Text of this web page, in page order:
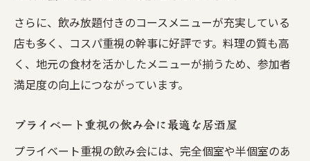
さらに、飲み放題付きのコースメニューが充実している
店も多く、コスパ重視の幹事に好評です。料理の質も高
く、地元の食材を活かしたメニューが揃うため、参加者
満足度の向上につながっています。
プライベート重視の飲み会に最適な居酒屋
プライベート重視の飲み会には、完全個室や半個室のあ